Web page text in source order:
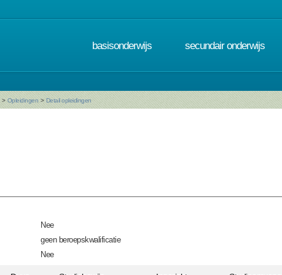
basisonderwijs secundair onderwijs
> Opleidingen > Detail opleidingen
Nee
geen beroepskwalificatie
Nee